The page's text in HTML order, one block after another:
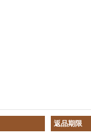
返品期限